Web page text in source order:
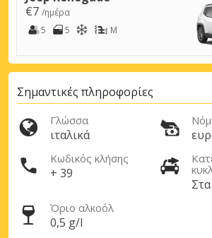
€7 /ημέρα
5
5 M
Σημαντικές πληροφορίες
Γλώσσα
ιταλικά
Κωδικός κλήσης
+ 39
Όριο αλκοόλ
0,5 g/l